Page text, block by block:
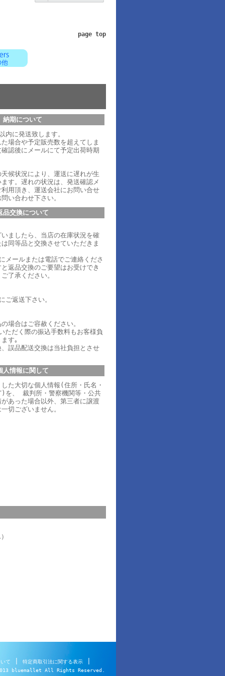
page top
納期について
内に発送致します。
場合や予定販売数を超えてしま
認後にメールにて予定出荷時期
候状況により、運送に遅れが生
す。遅れの状況は、発送確認メ
用頂き、運送会社にお問い合せ
い合わせ下さい。
品交換について
ましたら、当店の在庫状況を確
同等品と交換させていただきま
メールまたは電話でご連絡くださ
返品交換のご要望はお受けでき
了承ください。
ご返送下さい。
場合はご容赦ください。
ただく際の振込手数料もお客様負
す｡
誤品配送交換は当社負担とさせ
人情報に関して
た大切な個人情報(住所・氏名・
)を、 裁判所・警察機関等・公共
あった場合以外、第三者に譲渡
切ございません。
て 特定商取引法に関する表示
bluemallet All Rights Reserved.